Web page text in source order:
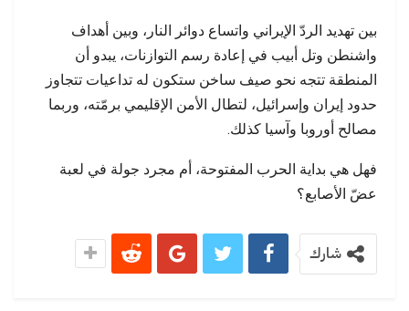
بين تهديد الردّ الإيراني واتساع دوائر النار، وبين أهداف
واشنطن وتل أبيب في إعادة رسم التوازنات، يبدو أن
المنطقة تتجه نحو صيف ساخن ستكون له تداعيات تتجاوز
حدود إيران وإسرائيل، لتطال الأمن الإقليمي برمّته، وربما
مصالح أوروبا وآسيا كذلك.
فهل هي بداية الحرب المفتوحة، أم مجرد جولة في لعبة
عضّ الأصابع؟
شارك